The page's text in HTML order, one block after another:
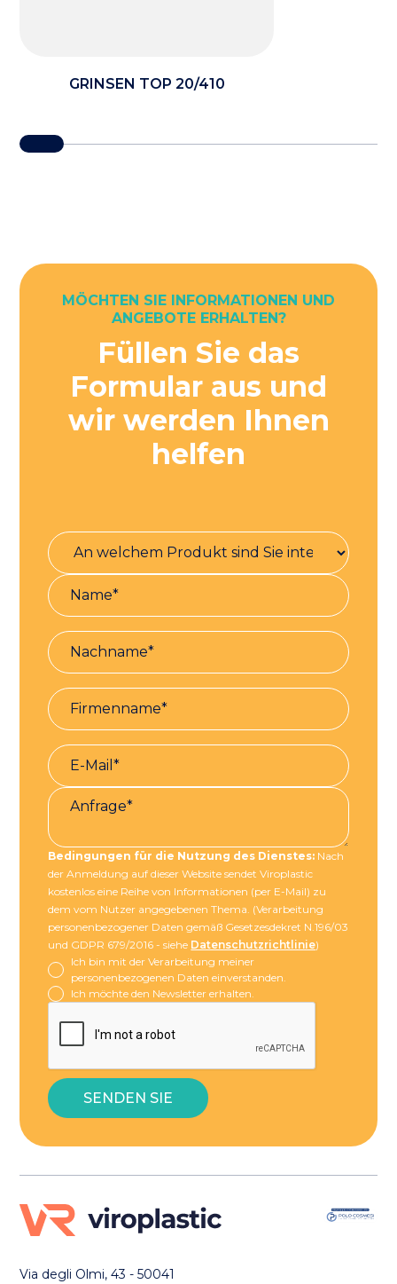
GRINSEN TOP 20/410
MÖCHTEN SIE INFORMATIONEN UND
ANGEBOTE ERHALTEN?
Füllen Sie das
Formular aus und
wir werden Ihnen
helfen
Bedingungen für die Nutzung des Dienstes: Nach
der Anmeldung auf dieser Website sendet Viroplastic
kostenlos eine Reihe von Informationen (per E-Mail) zu
dem vom Nutzer angegebenen Thema. (Verarbeitung
personenbezogener Daten gemäß Gesetzesdekret N.196/03
und GDPR 679/2016 - siehe Datenschutzrichtlinie)
Ich bin mit der Verarbeitung meiner
personenbezogenen Daten einverstanden.
Ich möchte den Newsletter erhalten.
Via degli Olmi, 43 - 50041